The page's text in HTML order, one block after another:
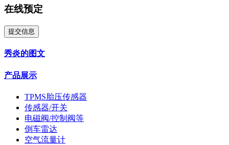
在线预定
提交信息
秀炎的图文
产品展示
TPMS胎压传感器
传感器/开关
电磁阀/控制阀等
倒车雷达
空气流量计